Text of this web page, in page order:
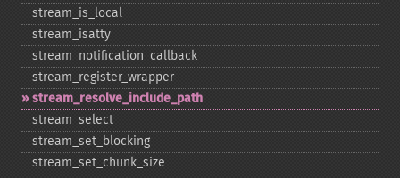
stream_​is_​local
stream_​isatty
stream_​notification_​callback
stream_​register_​wrapper
stream_​resolve_​include_​path
stream_​select
stream_​set_​blocking
stream_​set_​chunk_​size